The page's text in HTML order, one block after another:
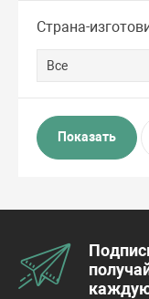
Страна-
Все